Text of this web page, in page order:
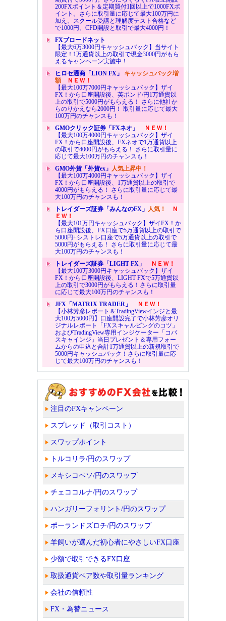
200FXポイント＆定期買付1回以上で1000FXポ
イント。さらに取引量に応じて最大100万円に
加え、スクール受講と理解度テスト合格など
で1000円、CFD開設と取引で最大4000円！
FXブロードネット
【最大6万3000円キャッシュバック】当サイト
限定！1万通貨以上の取引で現金3000円がもら
えるキャンペーン実施中！
ヒロセ通商「LION FX」 キャッシュバック増
額ＮＥＷ！
【最大100万7000円キャッシュバック】ザイ
FX！から口座開設後、英ポンド/円1万通貨以
上の取引で5000円がもらえる！ さらに他社か
らのりかえなら2000円！ 取引量に応じて最大
100万円のチャンスも！
GMOクリック証券「FXネオ」
ＮＥＷ！
【最大100万4000円キャッシュバック】ザイ
FX！から口座開設後、FXネオで1万通貨以上
の取引で4000円がもらえる！ さらに取引量に
応じて最大100万円のチャンスも！
GMO外貨「外貨ex」 人気上昇中！
【最大100万4000円キャッシュバック】ザイ
FX！から口座開設後、1万通貨以上の取引で
4000円がもらえる！ さらに取引量に応じて最
大100万円のチャンスも！
トレイダーズ証券「みんなのFX」 人気！
Ｎ
ＥＷ！
【最大101万円キャッシュバック】ザイFX！か
ら口座開設後、FX口座で5万通貨以上の取引で
5000円+シストレ口座で5万通貨以上の取引で
5000円がもらえる！ さらに取引量に応じて最
大100万円のチャンスも！
トレイダーズ証券「LIGHT FX」
ＮＥＷ！
【最大100万3000円キャッシュバック】ザイ
FX！から口座開設後、LIGHT FXで5万通貨以
上の取引で3000円がもらえる！さらに取引量
に応じて最大100万円のチャンスも！
JFX「MATRIX TRADER」
ＮＥＷ！
【小林芳彦レポート＆TradingViewインジと最
大100万5000円】口座開設完了で小林芳彦オリ
ジナルレポート「FXスキャルピングのコツ」
およびTradingView専用インジケーター「コバ
スキャインジ」当日プレゼント＆専用フォー
ムからの申込と合計1万通貨以上の新規取引で
5000円キャッシュバック！さらに取引量に応
じて最大100万円のチャンスも！
注目のFXキャンペーン
スプレッド（取引コスト）
スワップポイント
トルコリラ/円のスワップ
メキシコペソ/円のスワップ
チェココルナ/円のスワップ
ハンガリーフォリント/円のスワップ
ポーランドズロチ/円のスワップ
羊飼いが選んだ初心者にやさしいFX口座
少額で取引できるFX口座
取扱通貨ペア数や取引量ランキング
会社の信頼性
FX・為替ニュース